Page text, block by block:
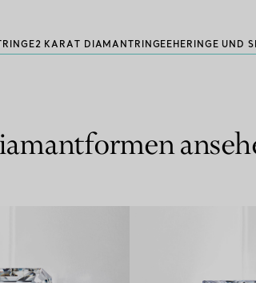
2 KARAT DIAMANTRINGE EHERINGE UND